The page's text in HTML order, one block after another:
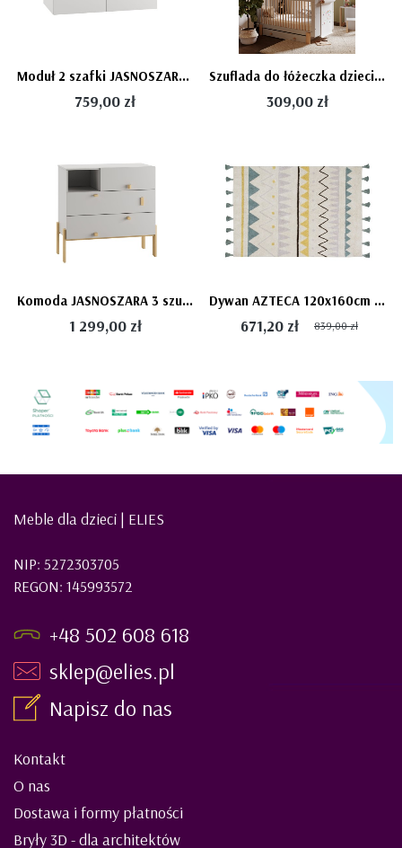
Moduł 2 szafki JASNOSZARY meble modułowe CUBE firmy Pinio (bez nóżek)
759,00 zł
Szuflada do łóżeczka dziecięcego 70x140 JASNOSZARA na kółeczkach CUBE
309,00 zł
Komoda JASNOSZARA 3 szufladowa CUBE modułowe meble dziecięce
1 299,00 zł
Dywan AZTECA 120x160cm - Vintage Blue
671,20 zł 839,00 zł
Meble dla dzieci | ELIES
NIP: 5272303705
REGON: 145993572
+48 502 608 618
sklep@elies.pl
Napisz do nas
Kontakt
O nas
Dostawa i formy płatności
Bryły 3D - dla architektów